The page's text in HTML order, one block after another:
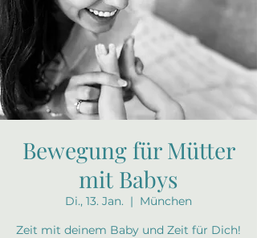
Bewegung für Mütter
mit Babys
Di., 13. Jan.
  |
München
Zeit mit deinem Baby und Zeit für Dich!